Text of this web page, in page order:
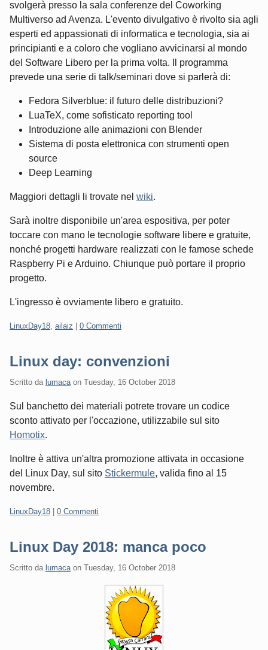
svolgerà presso la sala conferenze del Coworking
Multiverso ad Avenza. L'evento divulgativo è rivolto sia agli
esperti ed appassionati di informatica e tecnologia, sia ai
principianti e a coloro che vogliano avvicinarsi al mondo
del Software Libero per la prima volta. Il programma
prevede una serie di talk/seminari dove si parlerà di:
Fedora Silverblue: il futuro delle distribuzioni?
LuaTeX, come sofisticato reporting tool
Introduzione alle animazioni con Blender
Sistema di posta elettronica con strumenti open
source
Deep Learning
Maggiori dettagli li trovate nel wiki.
Sarà inoltre disponibile un'area espositiva, per poter
toccare con mano le tecnologie software libere e gratuite,
nonché progetti hardware realizzati con le famose schede
Raspberry Pi e Arduino. Chiunque può portare il proprio
progetto.
L'ingresso è ovviamente libero e gratuito.
Categorie:
LinuxDay18, ailaiz 0 Commenti
Linux day: convenzioni
Scritto da lumacaon Tuesday, 16 October 2018
Sul banchetto dei materiali potrete trovare un codice
sconto attivato per l'occazione, utilizzabile sul sito
Homotix.
Inoltre è attiva un'altra promozione attivata in occasione
del Linux Day, sul sito Stickermule, valida fino al 15
novembre.
Categorie:
LinuxDay18 0 Commenti
Linux Day 2018: manca poco
Scritto da lumacaon Tuesday, 16 October 2018